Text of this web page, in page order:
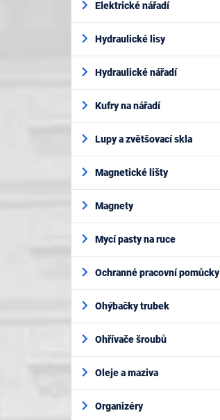
Elektrické nářadí
Hydraulické lisy
Hydraulické nářadí
Kufry na nářadí
Lupy a zvětšovací skla
Magnetické lišty
Magnety
Mycí pasty na ruce
Ochranné pracovní pomůcky
Ohýbačky trubek
Ohřívače šroubů
Oleje a maziva
Organizéry